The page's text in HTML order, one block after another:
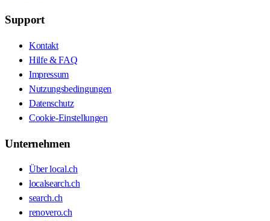
Support
Kontakt
Hilfe & FAQ
Impressum
Nutzungsbedingungen
Datenschutz
Cookie-Einstellungen
Unternehmen
Über local.ch
localsearch.ch
search.ch
renovero.ch